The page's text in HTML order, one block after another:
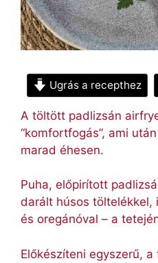
Ugrás a recepthez
A töltött padlizsán
“komfortfogás”, ami
marad éhesen.
Puha, előpirított
darált húsos töltelékkel,
és oregánóval – a
Előkészíteni egyszerű,